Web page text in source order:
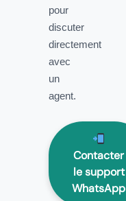
pour
discuter
directement
avec
un
agent.
Contacter
le support
WhatsApp